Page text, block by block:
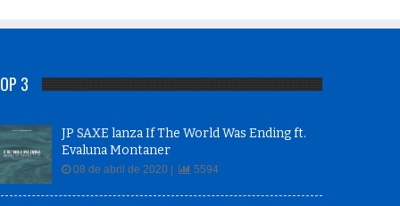
3
JP SAXE lanza If The World Was Ending ft.
Evaluna Montaner
08 de abril de 2020 | 5594